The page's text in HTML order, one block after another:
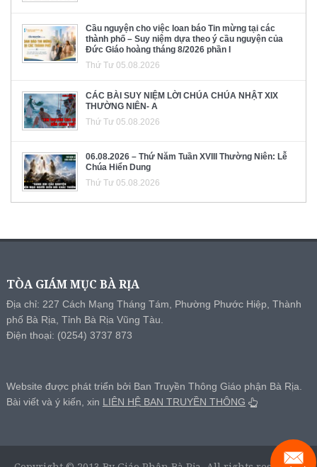
Cầu nguyện cho việc loan báo Tin mừng tại các
thành phố – Suy niệm dựa theo ý cầu nguyện của
Đức Giáo hoàng tháng 8/2026 phần I
Thứ Tư 05.08.2026
CÁC BÀI SUY NIỆM LỜI CHÚA CHÚA NHẬT XIX
THƯỜNG NIÊN- A
Thứ Tư 05.08.2026
06.08.2026 – Thứ Năm Tuần XVIII Thường Niên: Lễ
Chúa Hiển Dung
Thứ Tư 05.08.2026
TÒA GIÁM MỤC BÀ RỊA
Địa chỉ: 227 Cách Mạng Tháng Tám, Phường Phước Hiệp, Thành
phố Bà Rịa, Tỉnh Bà Rịa Vũng Tàu.
Điện thoại: (0254) 3737 873
Website được phát triển bởi Ban Truyền Thông Giáo phận Bà Rịa.
Bài viết và ý kiến, xin LIÊN HỆ BAN TRUYỀN THÔNG